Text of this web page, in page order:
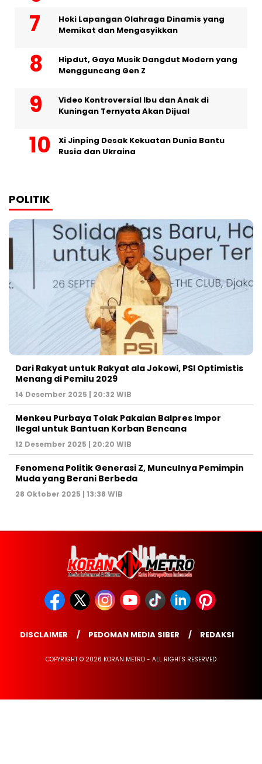
Hoki Lapangan Olahraga Dinamis yang
Memikat dan Mengasyikkan
Hipdut, Gaya Musik Dangdut Modern yang
Mengguncang Gen Z
Video Kontroversial Ibu dan Anak di
Kuningan Ternyata Akan Dijual
Xi Jinping Desak Kekuatan Dunia Bantu
Rusia dan Ukraina
POLITIK
Dari Rakyat untuk Rakyat ala Jokowi, PSI Optimistis
Menang di Pemilu 2029
14 Desember 2025 | 20:32 WIB
Menkeu Purbaya Tolak Pakaian Balpres Impor
Ilegal untuk Bantuan Korban Bencana
12 Desember 2025 | 20:20 WIB
Fenomena Politik Generasi Z, Munculnya Pemimpin
Muda yang Berani Berbeda
28 Oktober 2025 | 13:38 WIB
DISCLAIMER PEDOMAN MEDIA SIBER REDAKSI
COPYRIGHT © 2026 KORAN METRO - ALL RIGHTS RESERVED